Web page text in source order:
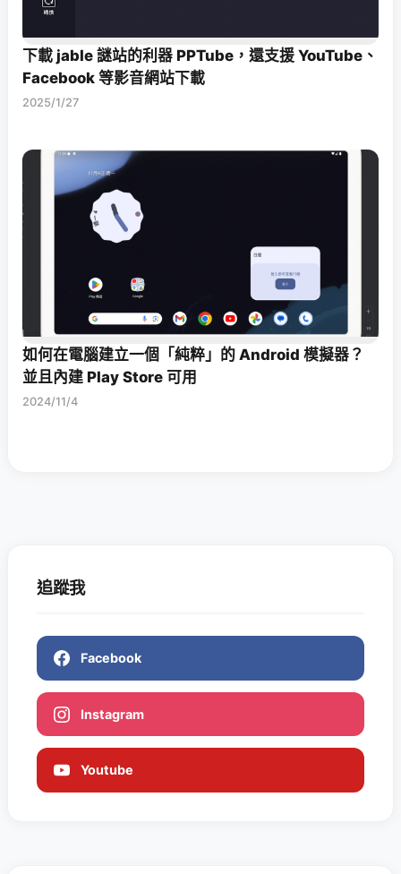
下載 jable 謎站的利器 PPTube，還支援 YouTube、
Facebook 等影音網站下載
2025/1/27
如何在電腦建立一個「純粹」的 Android 模擬器？
並且內建 Play Store 可用
2024/11/4
追蹤我
Facebook
Instagram
Youtube